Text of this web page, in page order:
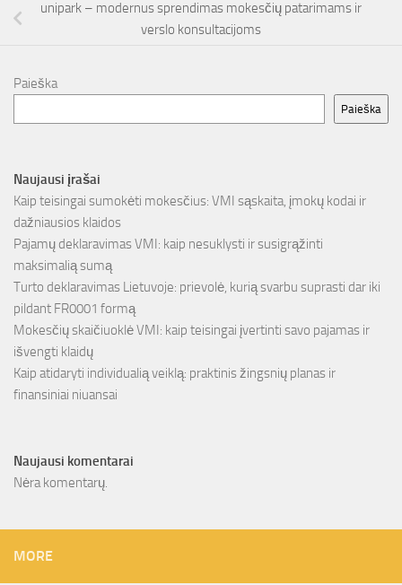
unipark – modernus sprendimas mokesčių patarimams ir
verslo konsultacijoms
Paieška
Paieška
Naujausi įrašai
Kaip teisingai sumokėti mokesčius: VMI sąskaita, įmokų kodai ir
dažniausios klaidos
Pajamų deklaravimas VMI: kaip nesuklysti ir susigrąžinti
maksimalią sumą
Turto deklaravimas Lietuvoje: prievolė, kurią svarbu suprasti dar iki
pildant FR0001 formą
Mokesčių skaičiuoklė VMI: kaip teisingai įvertinti savo pajamas ir
išvengti klaidų
Kaip atidaryti individualią veiklą: praktinis žingsnių planas ir
finansiniai niuansai
Naujausi komentarai
Nėra komentarų.
MORE